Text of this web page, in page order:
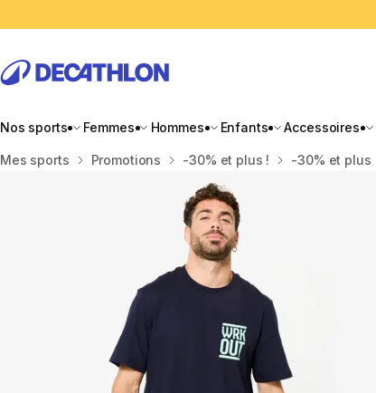
Nos sports Femmes Hommes Enfants Accessoires
Accueil
Mes sports Promotions -30% et plus ! -30% et plus